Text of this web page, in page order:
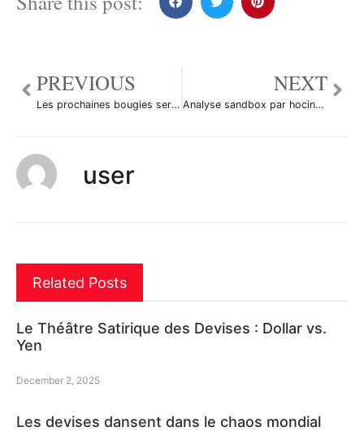
PREVIOUS
Les prochaines bougies seront décisives sur ETH par DaNico_Crypto
NEXT
Analyse sandbox par hocine_gbr
user
Related Posts
Le Théâtre Satirique des Devises : Dollar vs.
Yen
December 2, 2025
Les devises dansent dans le chaos mondial